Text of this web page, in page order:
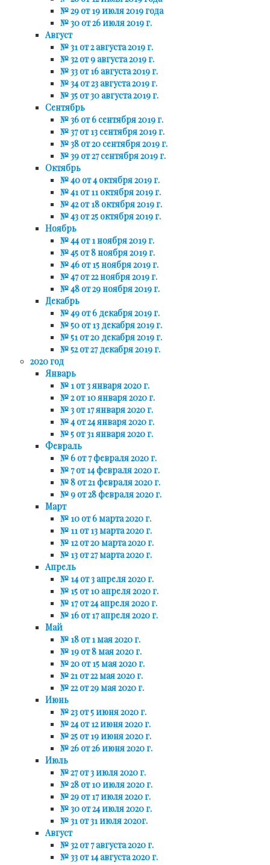
№ 29 от 19 июля 2019 года
№ 30 от 26 июля 2019 г.
Август
№ 31 от 2 августа 2019 г.
№ 32 от 9 августа 2019 г.
№ 33 от 16 августа 2019 г.
№ 34 от 23 августа 2019 г.
№ 35 от 30 августа 2019 г.
Сентябрь
№ 36 от 6 сентября 2019 г.
№ 37 от 13 сентября 2019 г.
№ 38 от 20 сентября 2019 г.
№ 39 от 27 сентября 2019 г.
Октябрь
№ 40 от 4 октября 2019 г.
№ 41 от 11 октября 2019 г.
№ 42 от 18 октября 2019 г.
№ 43 от 25 октября 2019 г.
Ноябрь
№ 44 от 1 ноября 2019 г.
№ 45 от 8 ноября 2019 г.
№ 46 от 15 ноября 2019 г.
№ 47 от 22 ноября 2019 г.
№ 48 от 29 ноября 2019 г.
Декабрь
№ 49 от 6 декабря 2019 г.
№ 50 от 13 декабря 2019 г.
№ 51 от 20 декабря 2019 г.
№ 52 от 27 декабря 2019 г.
2020 год
Январь
№ 1 от 3 января 2020 г.
№ 2 от 10 января 2020 г.
№ 3 от 17 января 2020 г.
№ 4 от 24 января 2020 г.
№ 5 от 31 января 2020 г.
Февраль
№ 6 от 7 февраля 2020 г.
№ 7 от 14 февраля 2020 г.
№ 8 от 21 февраля 2020 г.
№ 9 от 28 февраля 2020 г.
Март
№ 10 от 6 марта 2020 г.
№ 11 от 13 марта 2020 г.
№ 12 от 20 марта 2020 г.
№ 13 от 27 марта 2020 г.
Апрель
№ 14 от 3 апреля 2020 г.
№ 15 от 10 апреля 2020 г.
№ 17 от 24 апреля 2020 г.
№ 16 от 17 апреля 2020 г.
Май
№ 18 от 1 мая 2020 г.
№ 19 от 8 мая 2020 г.
№ 20 от 15 мая 2020 г.
№ 21 от 22 мая 2020 г.
№ 22 от 29 мая 2020 г.
Июнь
№ 23 от 5 июня 2020 г.
№ 24 от 12 июня 2020 г.
№ 25 от 19 июня 2020 г.
№ 26 от 26 июня 2020 г.
Июль
№ 27 от 3 июля 2020 г.
№ 28 от 10 июля 2020 г.
№ 29 от 17 июля 2020 г.
№ 30 от 24 июля 2020 г.
№ 31 от 31 июля 2020г.
Август
№ 32 от 7 августа 2020 г.
№ 33 от 14 августа 2020 г.